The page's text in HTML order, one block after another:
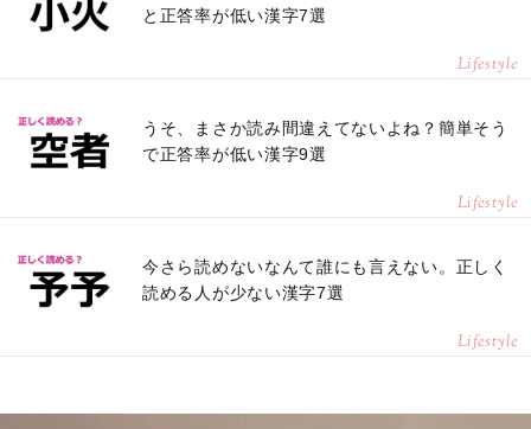
と正答率が低い漢字7選
Lifestyle
うそ、まさか読み間違えてないよね？簡単そう
で正答率が低い漢字9選
Lifestyle
今さら読めないなんて誰にも言えない。正しく
読める人が少ない漢字7選
Lifestyle